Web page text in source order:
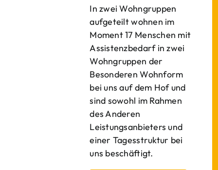
In zwei Wohngruppen
aufgeteilt wohnen im
Moment 17 Menschen mit
Assistenzbedarf in zwei
Wohngruppen der
Besonderen Wohnform
bei uns auf dem Hof und
sind sowohl im Rahmen
des Anderen
Leistungsanbieters und
einer Tagesstruktur bei
uns beschäftigt.